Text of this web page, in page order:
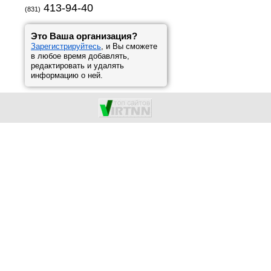
(831) 413-94-40
Это Ваша организация?
Зарегистрируйтесь, и Вы сможете
в любое время добавлять,
редактировать и удалять
информацию о ней.